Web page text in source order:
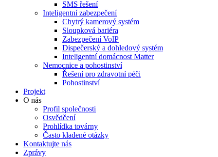
SMS řešení
Inteligentní zabezpečení
Chytrý kamerový systém
Sloupková bariéra
Zabezpečení VoIP
Dispečerský a dohledový systém
Inteligentní domácnost Matter
Nemocnice a pohostinství
Řešení pro zdravotní péči
Pohostinství
Projekt
O nás
Profil společnosti
Osvědčení
Prohlídka továrny
Často kladené otázky
Kontaktujte nás
Zprávy